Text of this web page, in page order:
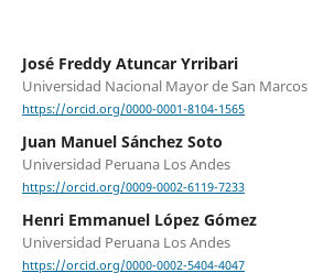
José Freddy Atuncar Yrribari
Universidad Nacional Mayor de San Marcos
https://orcid.org/0000-0001-8104-1565
Juan Manuel Sánchez Soto
Universidad Peruana Los Andes
https://orcid.org/0009-0002-6119-7233
Henri Emmanuel López Gómez
Universidad Peruana Los Andes
https://orcid.org/0000-0002-5404-4047